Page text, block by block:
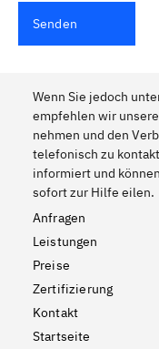
Senden
Wenn Sie jedoch
empfehlen wir
nehmen und den
telefonisch zu
informiert und
sofort zur Hilfe eilen.
Anfragen
Leistungen
Preise
Zertifizierung
Kontakt
Startseite